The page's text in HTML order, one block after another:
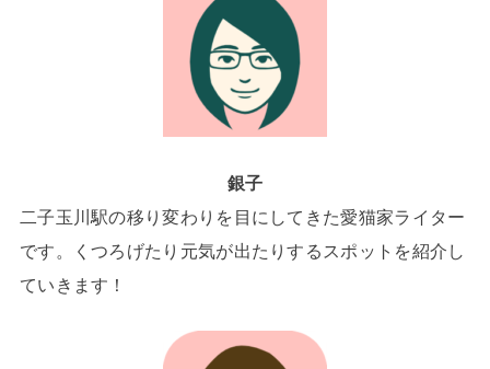
銀子
二子玉川駅の移り変わりを目にしてきた愛猫家ライター
です。くつろげたり元気が出たりするスポットを紹介し
ていきます！